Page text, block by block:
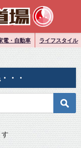
電・自動車 ライフスタイル
・・